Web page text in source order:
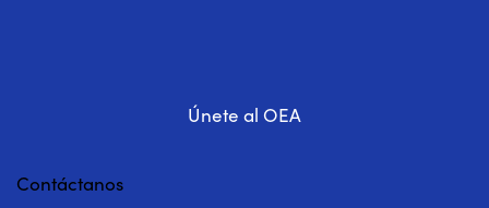
Únete al OEA
Contáctanos